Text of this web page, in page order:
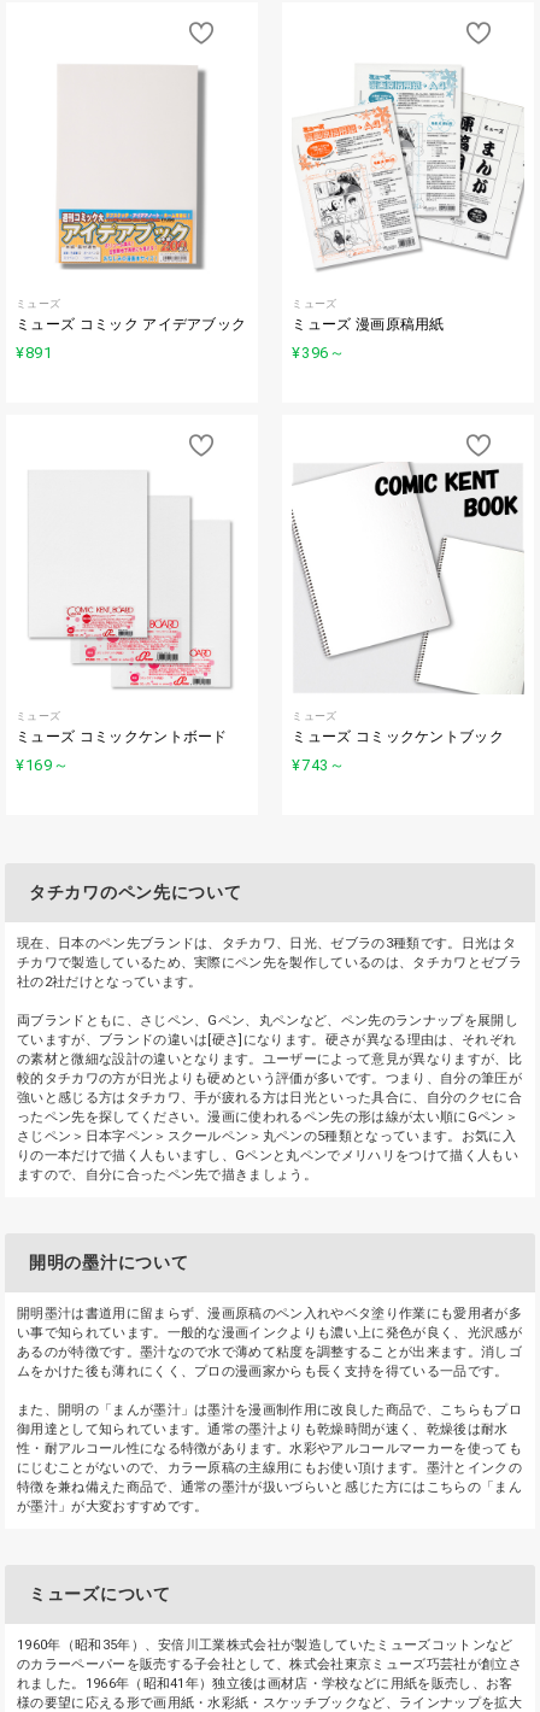
ミューズ
ミューズ コミック アイデアブック
¥891
ミューズ
ミューズ 漫画原稿用紙
¥396 ～
ミューズ
ミューズ コミックケントボード
¥169 ～
ミューズ
ミューズ コミックケントブック
¥743 ～
タチカワのペン先について
現在、日本のペン先ブランドは、タチカワ、日光、ゼブラの3種類です。日光はタ
チカワで製造しているため、実際にペン先を製作しているのは、タチカワとゼブラ
社の2社だけとなっています。
両ブランドともに、さじペン、Gペン、丸ペンなど、ペン先のランナップを展開し
ていますが、ブランドの違いは[硬さ]になります。硬さが異なる理由は、それぞれ
の素材と微細な設計の違いとなります。ユーザーによって意見が異なりますが、比
較的タチカワの方が日光よりも硬めという評価が多いです。つまり、自分の筆圧が
強いと感じる方はタチカワ、手が疲れる方は日光といった具合に、自分のクセに合
ったペン先を探してください。漫画に使われるペン先の形は線が太い順にGペン＞
さじペン＞日本字ペン＞スクールペン＞丸ペンの5種類となっています。お気に入
りの一本だけで描く人もいますし、Gペンと丸ペンでメリハリをつけて描く人もい
ますので、自分に合ったペン先で描きましょう。
開明の墨汁について
開明墨汁は書道用に留まらず、漫画原稿のペン入れやベタ塗り作業にも愛用者が多
い事で知られています。一般的な漫画インクよりも濃い上に発色が良く、光沢感が
あるのが特徴です。墨汁なので水で薄めて粘度を調整することが出来ます。消しゴ
ムをかけた後も薄れにくく、プロの漫画家からも長く支持を得ている一品です。
また、開明の「まんが墨汁」は墨汁を漫画制作用に改良した商品で、こちらもプロ
御用達として知られています。通常の墨汁よりも乾燥時間が速く、乾燥後は耐水
性・耐アルコール性になる特徴があります。水彩やアルコールマーカーを使っても
にじむことがないので、カラー原稿の主線用にもお使い頂けます。墨汁とインクの
特徴を兼ね備えた商品で、通常の墨汁が扱いづらいと感じた方にはこちらの「まん
が墨汁」が大変おすすめです。
ミューズについて
1960年（昭和35年）、安倍川工業株式会社が製造していたミューズコットンなど
のカラーペーパーを販売する子会社として、株式会社東京ミューズ巧芸社が創立さ
れました。1966年（昭和41年）独立後は画材店・学校などに用紙を販売し、お客
様の要望に応える形で画用紙・水彩紙・スケッチブックなど、ラインナップを拡大